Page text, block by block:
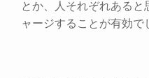
とか、人それぞれある
ャージすることが有効で